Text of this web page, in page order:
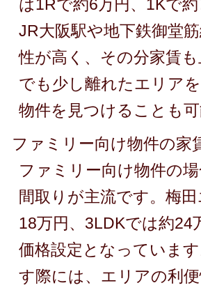
は1Rで約6万円、1Kで
JR大阪駅や地下鉄御堂
性が高く、その分家賃
でも少し離れたエリア
物件を見つけることも可
ファミリー向け物件の家
ファミリー向け物件の
間取りが主流です。梅
18万円、3LDKでは約
価格設定となっていま
す際には、エリアの利